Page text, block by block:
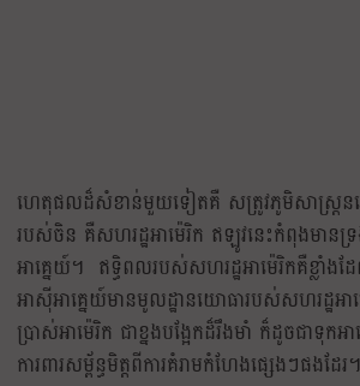
ហេតុផលដ៏សំខាន់មួយទៀតគឺ សត្រូវភូមិសាស្ត្រ
របស់ចិន គឺសហរដ្ឋអាម៉េរិក ឥឡូវនេះកំពុងមាន
អាគ្នេយ៍។ ឥទ្ធិពលរបស់សហរដ្ឋអាម៉េរិកគឺខ្លាំ
អាស៊ីអាគ្នេយ៍មានមូលដ្ឋានយោធារបស់សហរដ្ឋអា
ប្រាស់អាម៉េរិក ជាខ្នងបង្អែកដ៏រឹងមាំ ក៏ដូចជាទុកអ
ការពារសម្ព័ន្ធមិត្តពីការគំរាមកំហែងផ្សេងៗផងដែរ។